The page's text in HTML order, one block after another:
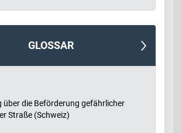
GLOSSAR
über die Beförderung gefährlicher
Straße (Schweiz)